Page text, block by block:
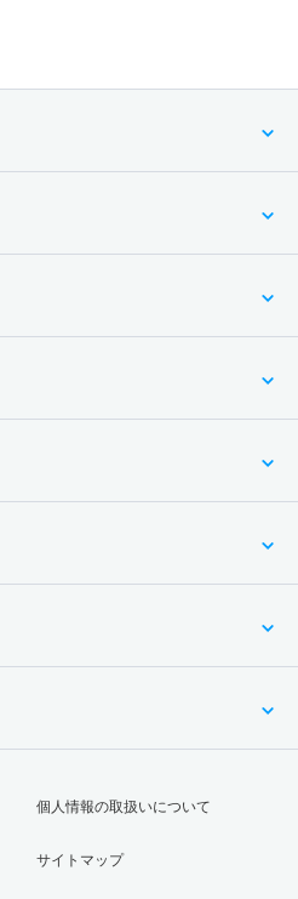
個人情報の取扱いについて
サイトマップ